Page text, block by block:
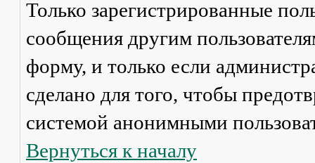
Только зарегистрированные
сообщения другим
форму, и только если
сделано для того, чтобы
системой анонимными
Вернуться к началу